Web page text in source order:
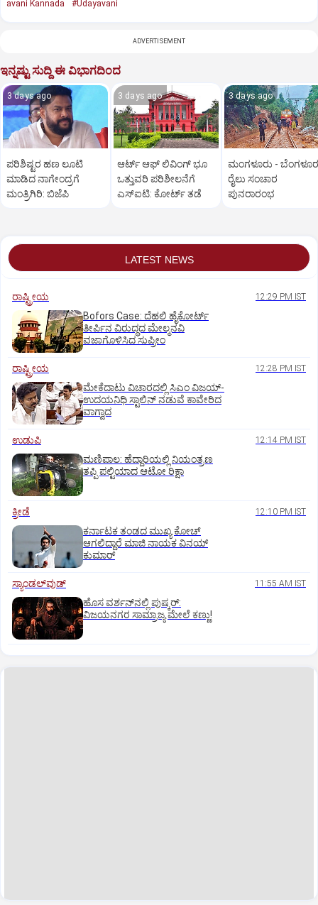
avani Kannada
#Udayavani
ADVERTISEMENT
ಇನ್ನಷ್ಟು ಸುದ್ದಿ ಈ ವಿಭಾಗದಿಂದ
3 days ago
ಪರಿಶಿಷ್ಟರ ಹಣ ಲೂಟಿ
ಮಾಡಿದ ನಾಗೇಂದ್ರಗೆ
ಮಂತ್ರಿಗಿರಿ: ಬಿಜೆಪಿ
3 days ago
ಆರ್ಟ್ ಆಫ್ ಲಿವಿಂಗ್ ಭೂ
ಒತ್ತುವರಿ ಪರಿಶೀಲನೆಗೆ
ಎಸ್‌ಐಟಿ: ಕೋರ್ಟ್‌ ತಡೆ
3 days ago
ಮಂಗಳೂರು -
ರೈಲು ಸಂಚಾರ
ಪುನರಾರಂಭ
LATEST NEWS
ರಾಷ್ಟ್ರೀಯ 12:29 PM IST
Bofors Case: ದೆಹಲಿ ಹೈಕೋರ್ಟ್‌
ತೀರ್ಪಿನ ವಿರುದ್ಧದ ಮೇಲ್ಮನವಿ
ವಜಾಗೊಳಿಸಿದ ಸುಪ್ರೀಂ
ರಾಷ್ಟ್ರೀಯ 12:28 PM IST
ಮೇಕೆದಾಟು ವಿಚಾರದಲ್ಲಿ ಸಿಎಂ ವಿಜಯ್-
ಉದಯನಿಧಿ ಸ್ಟಾಲಿನ್ ನಡುವೆ ಕಾವೇರಿದ
ವಾಗ್ವಾದ
ಉಡುಪಿ 12:14 PM IST
ಮಣಿಪಾಲ: ಹೆದ್ದಾರಿಯಲ್ಲಿ ನಿಯಂತ್ರಣ
ತಪ್ಪಿ ಪಲ್ಟಿಯಾದ ಆಟೋ ರಿಕ್ಷಾ
ಕ್ರೀಡೆ 12:10 PM IST
ಕರ್ನಾಟಕ ತಂಡದ ಮುಖ್ಯ ಕೋಚ್‌
ಆಗಲಿದ್ದಾರೆ ಮಾಜಿ ನಾಯಕ ವಿನಯ್‌
ಕುಮಾರ್
ಸ್ಯಾಂಡಲ್‌ವುಡ್‌ 11:55 AM IST
ಹೊಸ ವರ್ಶನ್‌ನಲ್ಲಿ ಪುಷ್ಕರ್‌:
ವಿಜಯನಗರ ಸಾಮ್ರಾಜ್ಯ ಮೇಲೆ ಕಣ್ಣು!